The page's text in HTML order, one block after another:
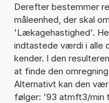
Derefter bestemmer
måleenhed, der skal
'Lækagehastighed'.
indtastede værdi i alle
kender. I den
at finde den
Alternativt kan den
følger: '93 atmft3/min